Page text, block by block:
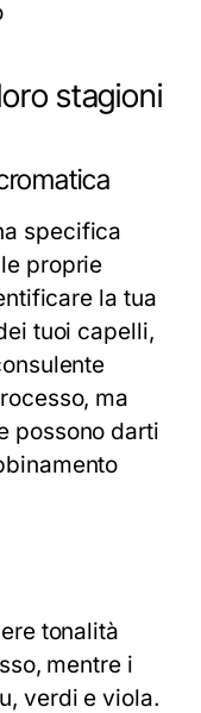
stagioni
specifica
proprie
la tua
tuoi capelli,
ma
possono darti
tonalità
mentre i
verdi e viola.